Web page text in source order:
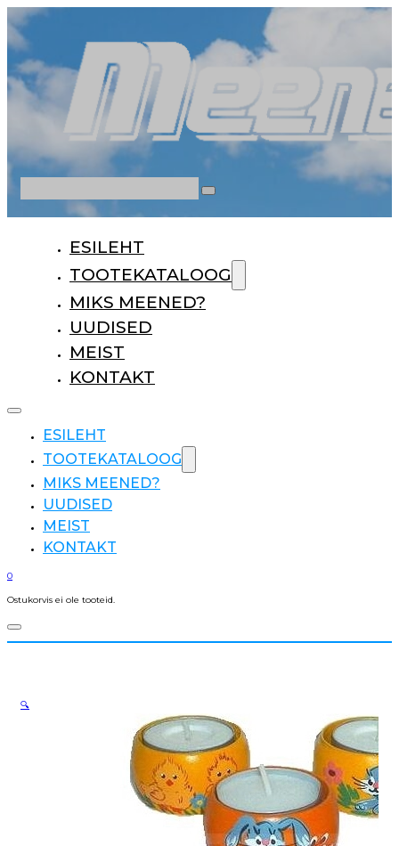
ESILEHT
TOOTEKATALOOG
MIKS MEENED?
UUDISED
MEIST
KONTAKT
ESILEHT
TOOTEKATALOOG
MIKS MEENED?
UUDISED
MEIST
KONTAKT
0
Ostukorvis ei ole tooteid.
🔍